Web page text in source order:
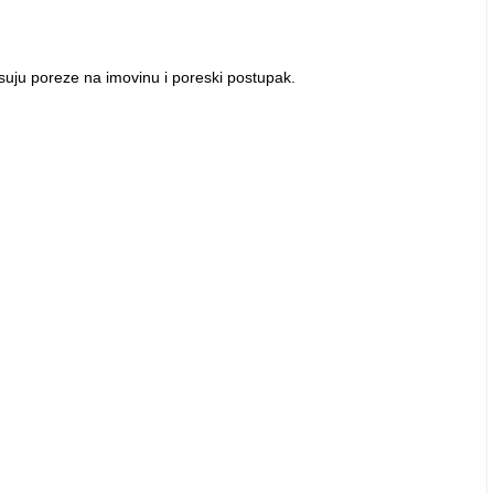
poreze na imovinu i poreski postupak.